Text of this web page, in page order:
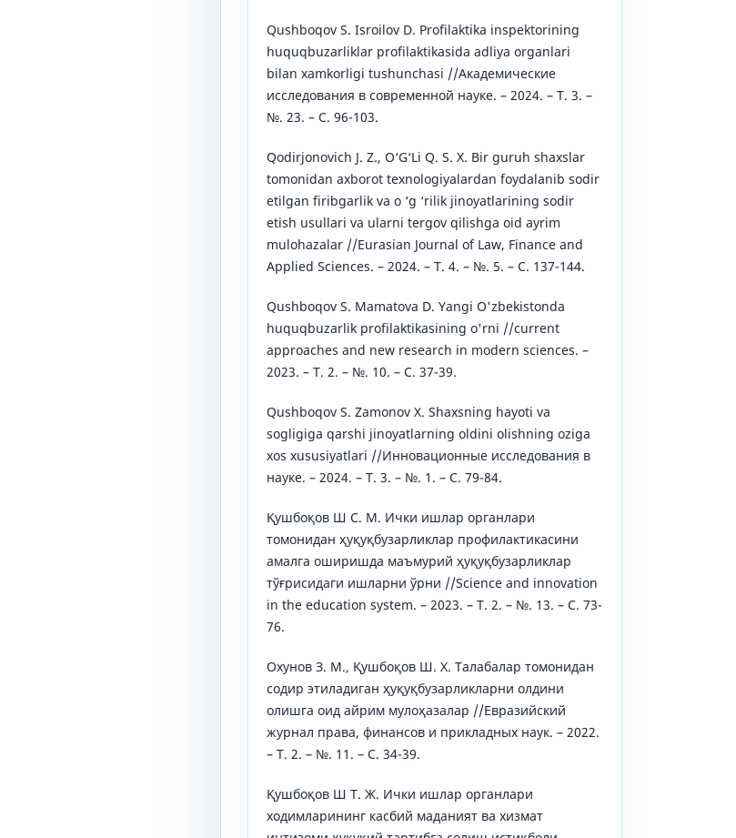
Qushboqov S. Isroilov D. Profilaktika inspektorining
huquqbuzarliklar profilaktikasida adliya organlari
bilan xamkorligi tushunchasi //Академические
исследования в современной науке. – 2024. – Т. 3. –
№. 23. – С. 96-103.
Qodirjonovich J. Z., O‘G‘Li Q. S. X. Bir guruh shaxslar
tomonidan axborot texnologiyalardan foydalanib sodir
etilgan firibgarlik va o ‘g ‘rilik jinoyatlarining sodir
etish usullari va ularni tergov qilishga oid ayrim
mulohazalar //Eurasian Journal of Law, Finance and
Applied Sciences. – 2024. – Т. 4. – №. 5. – С. 137-144.
Qushboqov S. Mamatova D. Yangi O'zbekistonda
huquqbuzarlik profilaktikasining o'rni //current
approaches and new research in modern sciences. –
2023. – Т. 2. – №. 10. – С. 37-39.
Qushboqov S. Zamonov X. Shaxsning hayoti va
sogligiga qarshi jinoyatlarning oldini olishning oziga
xos xususiyatlari //Инновационные исследования в
науке. – 2024. – Т. 3. – №. 1. – С. 79-84.
Қушбоқов Ш С. М. Ички ишлар органлари
томонидан ҳуқуқбузарликлар профилактикасини
амалга оширишда маъмурий ҳуқуқбузарликлар
тўғрисидаги ишларни ўрни //Science and innovation
in the education system. – 2023. – Т. 2. – №. 13. – С. 73-
76.
Охунов З. М., Қушбоқов Ш. Х. Талабалар томонидан
содир этиладиган ҳуқуқбузарликларни олдини
олишга оид айрим мулоҳазалар //Евразийский
журнал права, финансов и прикладных наук. – 2022.
– Т. 2. – №. 11. – С. 34-39.
Қушбоқов Ш Т. Ж. Ички ишлар органлари
ходимларининг касбий маданият ва хизмат